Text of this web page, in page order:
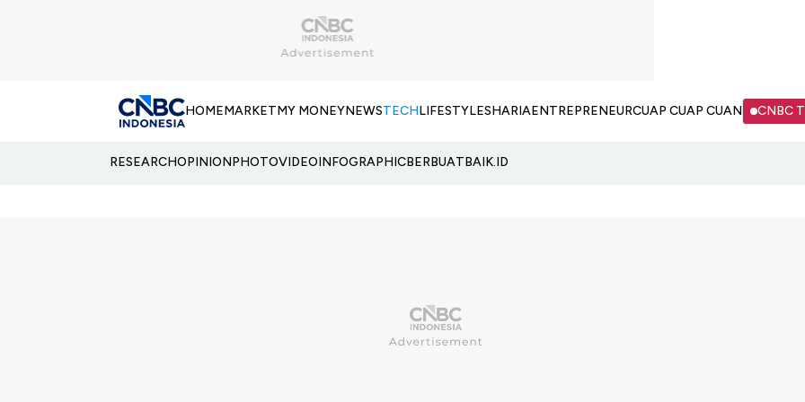
HOMEMARKETMY MONEYNEWSTECHLIFESTYLESHARIAENTREPRENEURCUAP CUAP CUAN CNBC
RESEARCHOPINIONPHOTOVIDEOINFOGRAPHICBERBUATBAIK.ID